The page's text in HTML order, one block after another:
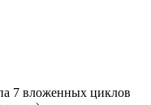
7 вложенных циклов